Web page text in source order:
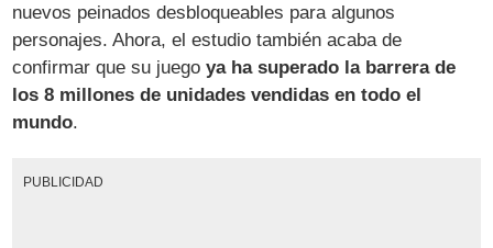
nuevos peinados desbloqueables para algunos
personajes. Ahora, el estudio también acaba de
confirmar que su juegoya ha superado la barrera de
los 8 millones de unidades vendidas en todo el
mundo.
PUBLICIDAD